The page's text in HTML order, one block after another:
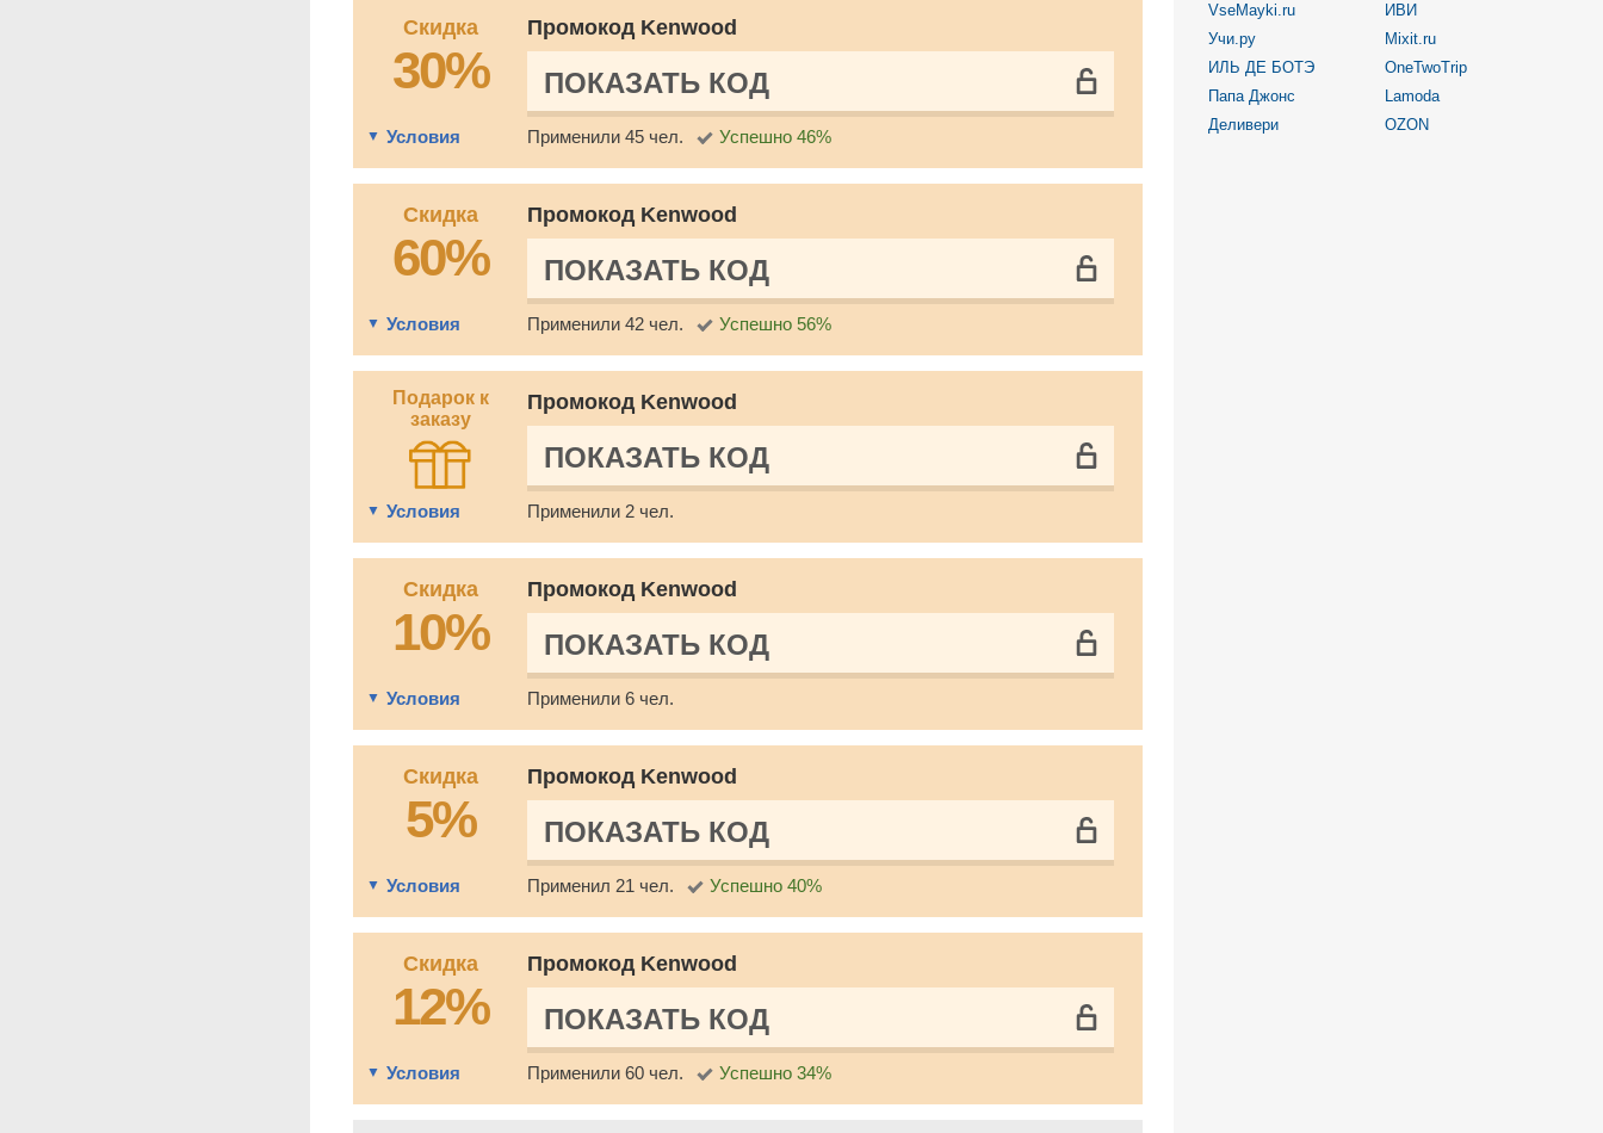
Скидка
30%
Промокод Kenwood
ПОКАЗАТЬ КОД
Условия Применили 45 чел. Успешно 46%
Скидка
60%
Промокод Kenwood
ПОКАЗАТЬ КОД
Условия Применили 42 чел. Успешно 56%
Подарок к
заказу
Промокод Kenwood
ПОКАЗАТЬ КОД
Условия Применили 2 чел.
Скидка
10%
Промокод Kenwood
ПОКАЗАТЬ КОД
Условия Применили 6 чел.
Скидка
5%
Промокод Kenwood
ПОКАЗАТЬ КОД
Условия Применил 21 чел. Успешно 40%
Скидка
12%
Промокод Kenwood
ПОКАЗАТЬ КОД
Условия Применили 60 чел. Успешно 34%
VseMayki.ru
ИВИ
Учи.ру
Mixit.ru
ИЛЬ ДЕ БОТЭ
OneTwoTrip
Папа Джонс
Lamoda
Деливери
OZON